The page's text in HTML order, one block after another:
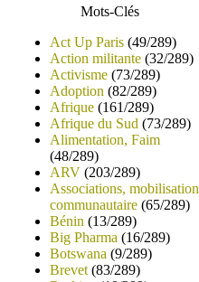
Mots-Clés
Act Up Paris (49/289)
Action militante (32/289)
Activisme (73/289)
Adoption (82/289)
Afrique (161/289)
Afrique du Sud (73/289)
Alimentation, Faim
(48/289)
ARV (203/289)
Associations, mobilisation
communautaire (65/289)
Bénin (13/289)
Big Pharma (16/289)
Botswana (9/289)
Brevet (83/289)